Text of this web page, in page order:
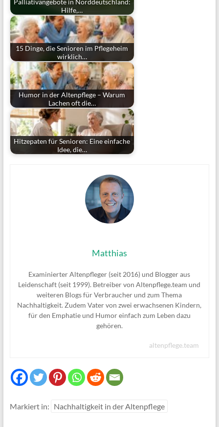
Hilfe,…
15 Dinge, die Senioren im Pflegeheim
wirklich…
Humor in der Altenpflege – Warum
Lachen oft die…
Hitzepaten für Senioren: Eine einfache
Idee, die…
Matthias
Examinierter Altenpfleger (seit 2016) und Blogger aus
Leidenschaft (seit 1999). Betreiber von Altenpflege.team und
weiteren Blogs für Verbraucher und zum Thema
Nachhaltigkeit. Zudem Vater von zwei erwachsenen Kindern,
für den Emphatie und Humor einfach zum Leben dazu
gehören.
altenpflege.team
Markiert in: Nachhaltigkeit in der Altenpflege